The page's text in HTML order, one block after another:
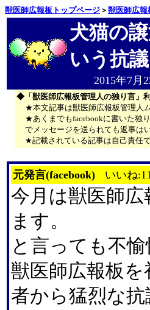
獣医師広報板トップページ ＞ 獣医師広報
犬猫の
いう抗議
2015年7月
◆「獣医師広報板管理人の独り言」
★本文記事は獣医師広報板管理人
★あくまでもfacebookに書いた独
でメッセージを送られても返事は
★記載されている記事は自己責任
元発言(facebook) いいね
今月は獣医師
ます。
と言っても不
獣医師広報板
者から猛烈な